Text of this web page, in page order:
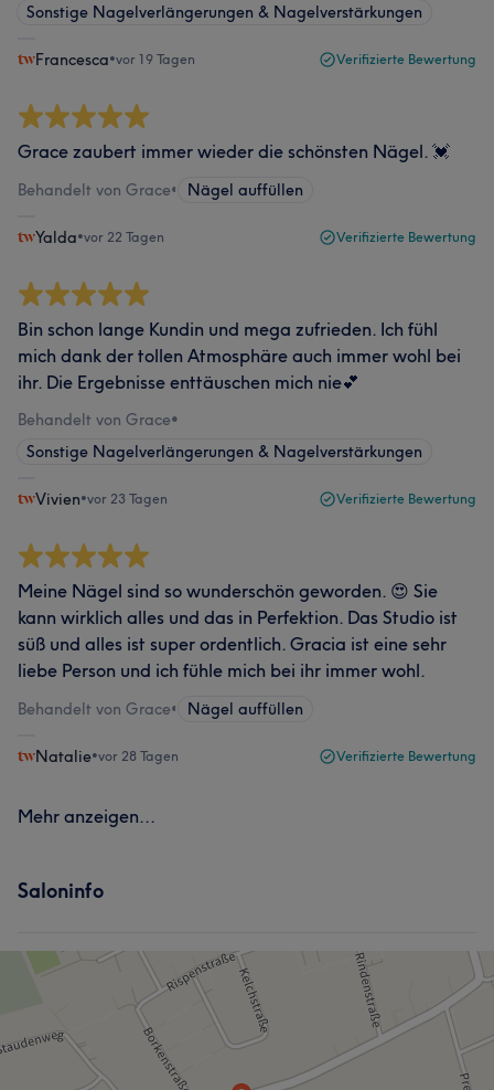
Sonstige Nagelverlängerungen & Nagelverstärkungen
Francesca•vor 19 Tagen Verifizierte Bewertung
Grace zaubert immer wieder die schönsten Nägel. 💓
Behandelt von Grace• Nägel auffüllen
Yalda•vor 22 Tagen Verifizierte Bewertung
Bin schon lange Kundin und mega zufrieden. Ich fühl
mich dank der tollen Atmosphäre auch immer wohl bei
ihr. Die Ergebnisse enttäuschen mich nie💕
Behandelt von Grace•
Sonstige Nagelverlängerungen & Nagelverstärkungen
Vivien•vor 23 Tagen Verifizierte Bewertung
Meine Nägel sind so wunderschön geworden. 😍 Sie
kann wirklich alles und das in Perfektion. Das Studio ist
süß und alles ist super ordentlich. Gracia ist eine sehr
liebe Person und ich fühle mich bei ihr immer wohl.
Behandelt von Grace• Nägel auffüllen
Natalie•vor 28 Tagen Verifizierte Bewertung
Mehr anzeigen...
Saloninfo